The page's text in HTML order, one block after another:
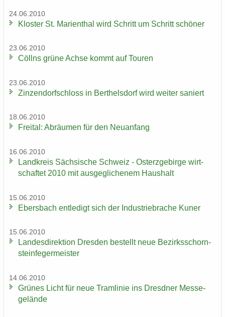
24.06.2010
Klos­ter St. Ma­ri­en­thal wird Schritt um Schritt schö­ner
23.06.2010
Cöll­ns grüne Achse kommt auf Tou­ren
23.06.2010
Zin­zen­dorf­schloss in Bert­hels­dorf wird wei­ter sa­niert
18.06.2010
Frei­tal: Ab­räu­men für den Neu­an­fang
16.06.2010
Land­kreis Säch­si­sche Schweiz - Ost­erz­ge­bir­ge wirt­
schaf­tet 2010 mit aus­ge­gli­che­nem Haus­halt
15.06.2010
Ebers­bach ent­le­digt sich der In­dus­trie­bra­che Kuner
15.06.2010
Lan­des­di­rek­ti­on Dres­den be­stellt neue Be­zirks­schorn­
stein­fe­ger­meis­ter
14.06.2010
Grü­nes Licht für neue Tram­li­nie ins Dresd­ner Mes­se­
ge­län­de